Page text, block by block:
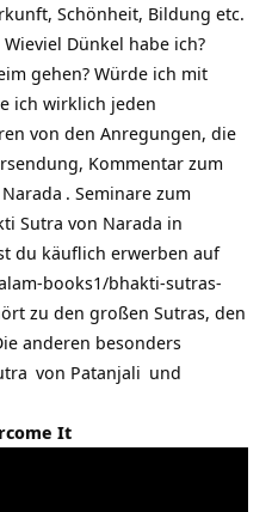
Schönheit, Bildung etc.
Dünkel habe ich?
gehen? Würde ich mit
ich wirklich jeden
von den Anregungen, die
Kommentar zum
. Seminare zum
Sutra von Narada in
du käuflich erwerben auf
books1/bhakti-sutras-
zu den großen Sutras, den
anderen besonders
von Patanjali und
It